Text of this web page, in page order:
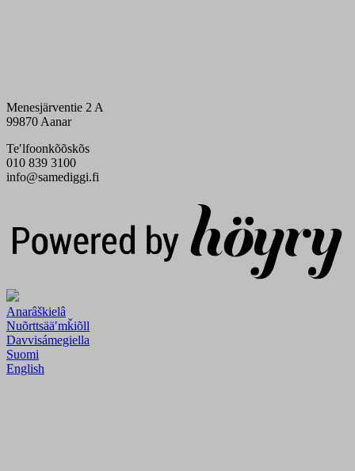
Menesjärventie 2 A
99870 Aanar
Teʹlfoonkõõskõs
010 839 3100
info@samediggi.fi
Anarâškielâ
Nuõrttsääʹmǩiõll
Davvisámegiella
Suomi
English